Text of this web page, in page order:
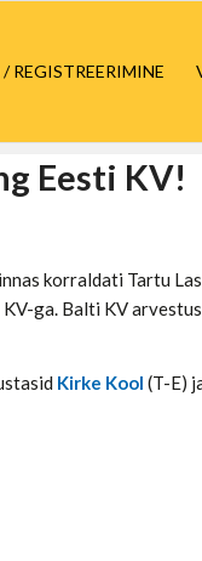
REGISTREERIMINE
Eesti KV!
korraldati Tartu
ga. Balti KV
Kirke Kool (T-E)